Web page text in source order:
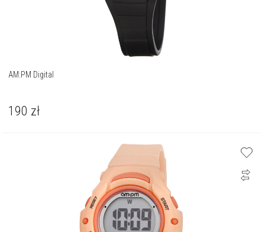
AM:PM Digital
190 zł